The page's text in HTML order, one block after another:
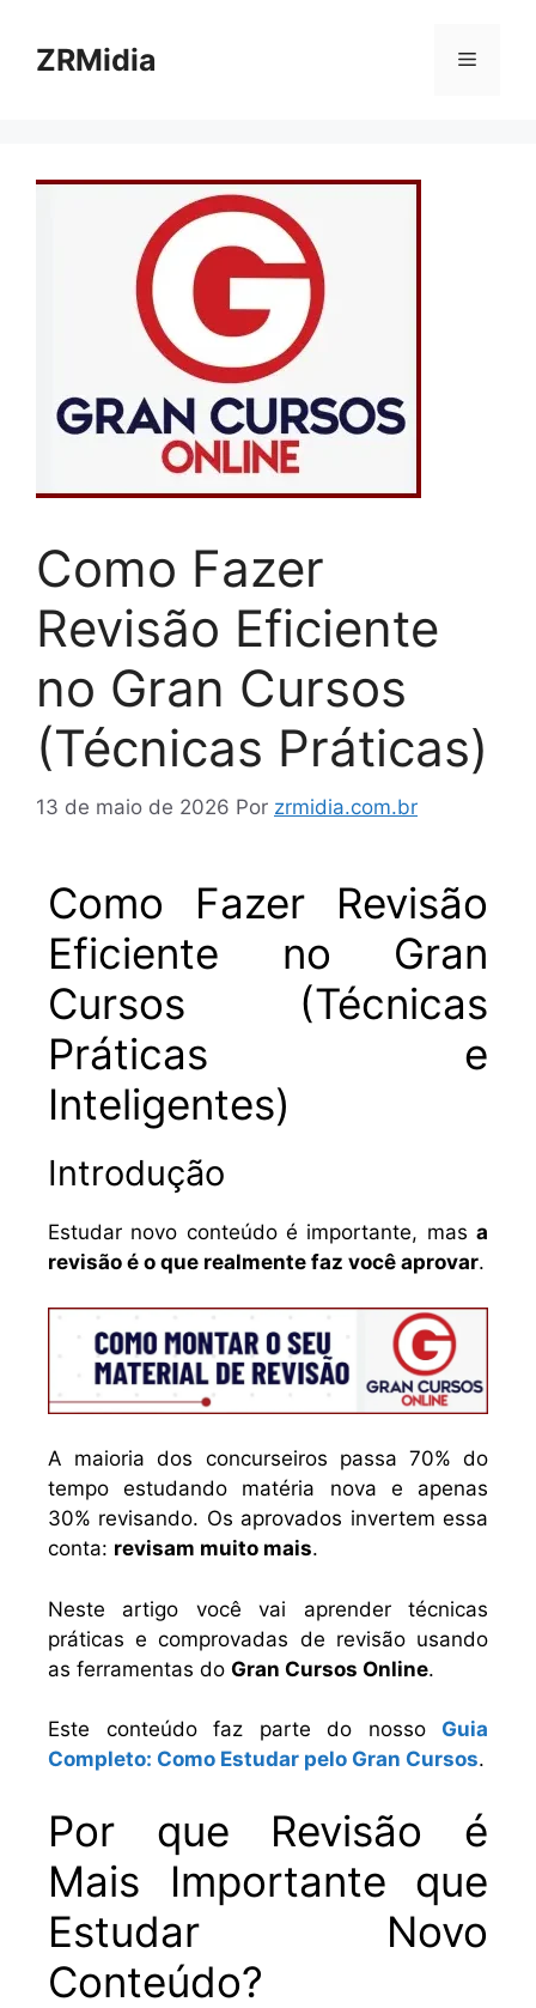
ZRMidia
Como Fazer
Revisão Eficiente
no Gran Cursos
(Técnicas Práticas)
13 de maio de 2026 Por zrmidia.com.br
Como Fazer Revisão
Eficiente no Gran
Cursos (Técnicas
Práticas e
Inteligentes)
Introdução
Estudar novo conteúdo é importante, mas a
revisão é o que realmente faz você aprovar.
A maioria dos concurseiros passa 70% do
tempo estudando matéria nova e apenas
30% revisando. Os aprovados invertem essa
conta: revisam muito mais.
Neste artigo você vai aprender técnicas
práticas e comprovadas de revisão usando
as ferramentas do Gran Cursos Online.
Este conteúdo faz parte do nosso Guia
Completo: Como Estudar pelo Gran Cursos.
Por que Revisão é
Mais Importante que
Estudar Novo
Conteúdo?